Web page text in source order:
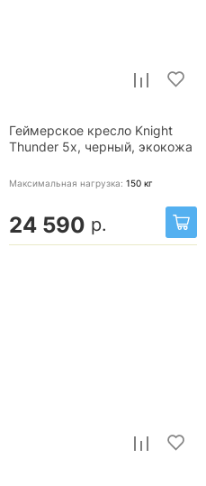
Геймерское кресло Knight
Thunder 5x, черный, экокожа
Максимальная нагрузка: 150 кг
24 590 р.